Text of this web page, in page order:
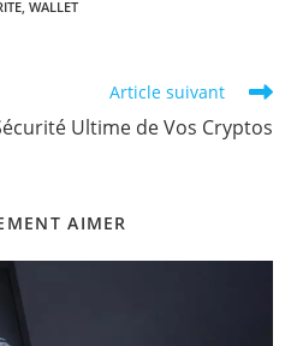
WALLET
Article suivant
Ultime de Vos Cryptos
AIMER